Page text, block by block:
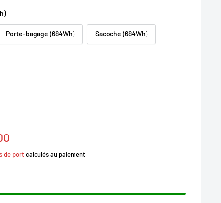
Porte-bagage (684Wh) Sacoche (684Wh)
de portcalculés au paiement